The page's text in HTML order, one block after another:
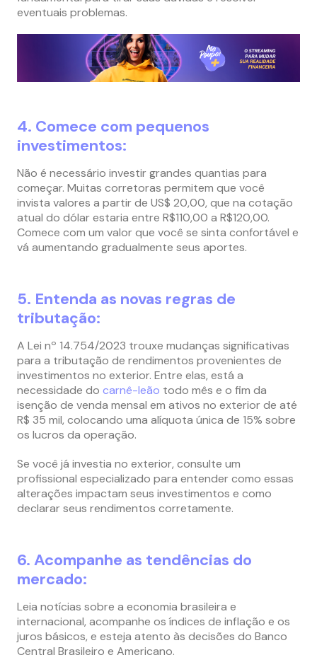
eventuais problemas.
4. Comece com pequenos
investimentos:
Não é necessário investir grandes quantias para
começar. Muitas corretoras permitem que você
invista valores a partir de US$ 20,00, que na cotação
atual do dólar estaria entre R$110,00 a R$120,00.
Comece com um valor que você se sinta confortável e
vá aumentando gradualmente seus aportes.
5. Entenda as novas regras de
tributação:
A Lei nº 14.754/2023 trouxe mudanças significativas
para a tributação de rendimentos provenientes de
investimentos no exterior. Entre elas, está a
necessidade do carnê-leão todo mês e o fim da
isenção de venda mensal em ativos no exterior de até
R$ 35 mil, colocando uma alíquota única de 15% sobre
os lucros da operação.
Se você já investia no exterior, consulte um
profissional especializado para entender como essas
alterações impactam seus investimentos e como
declarar seus rendimentos corretamente.
6. Acompanhe as tendências do
mercado:
Leia notícias sobre a economia brasileira e
internacional, acompanhe os índices de inflação e os
juros básicos, e esteja atento às decisões do Banco
Central Brasileiro e Americano.